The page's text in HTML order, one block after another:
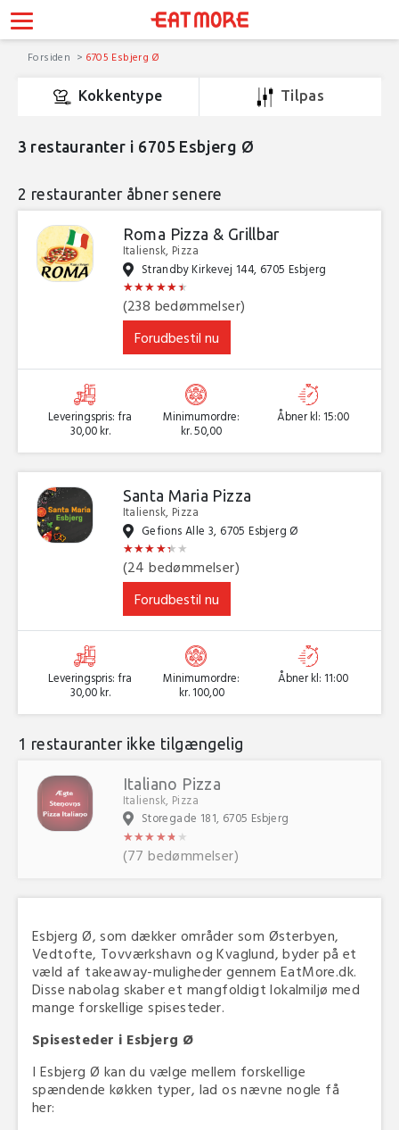
Forsiden 6705 Esbjerg Ø
Kokkentype Tilpas
3 restauranter i 6705 Esbjerg Ø
2 restauranter åbner senere
Roma Pizza & Grillbar
Italiensk, Pizza
Strandby Kirkevej 144, 6705 Esbjerg
★★★★★★
★★★★★★
(238 bedømmelser)
Forudbestil nu
Leveringspris: fra
30,00 kr.
Minimumordre:
kr. 50,00
Åbner kl: 15:00
Santa Maria Pizza
Italiensk, Pizza
Gefions Alle 3, 6705 Esbjerg Ø
★★★★★★
★★★★★★
(24 bedømmelser)
Forudbestil nu
Leveringspris: fra
30,00 kr.
Minimumordre:
kr. 100,00
Åbner kl: 11:00
1 restauranter ikke tilgængelig
Italiano Pizza
Italiensk, Pizza
Storegade 181, 6705 Esbjerg
★★★★★ ★
★★★★★ ★
(77 bedømmelser)
Esbjerg Ø, som dækker områder som Østerbyen,
Vedtofte, Tovværkshavn og Kvaglund, byder på et
væld af takeaway-muligheder gennem EatMore.dk.
Disse nabolag skaber et mangfoldigt lokalmiljø med
mange forskellige spisesteder.
Spisesteder i Esbjerg Ø
I Esbjerg Ø kan du vælge mellem forskellige
spændende køkken typer, lad os nævne nogle få
her: